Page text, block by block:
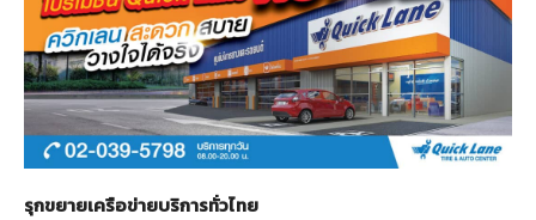
รุกขยายเครือข่ายบริการทั่วไทย